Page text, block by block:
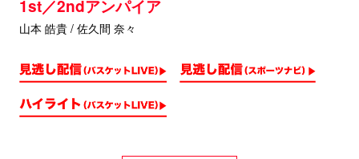
1st／2ndアンパイア
山本 皓貴 / 佐久間 奈々